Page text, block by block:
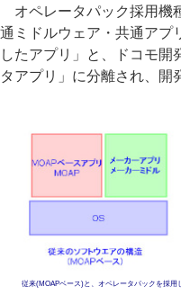
オペレータパック採用機
通ミドルウェア・共通アプ
したアプリ」と、ドコモ開
タアプリ」に分離され、開
従来(MOAPベース)と、オペレータパックを採用